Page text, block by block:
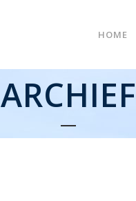
HOME
ARCHIEF